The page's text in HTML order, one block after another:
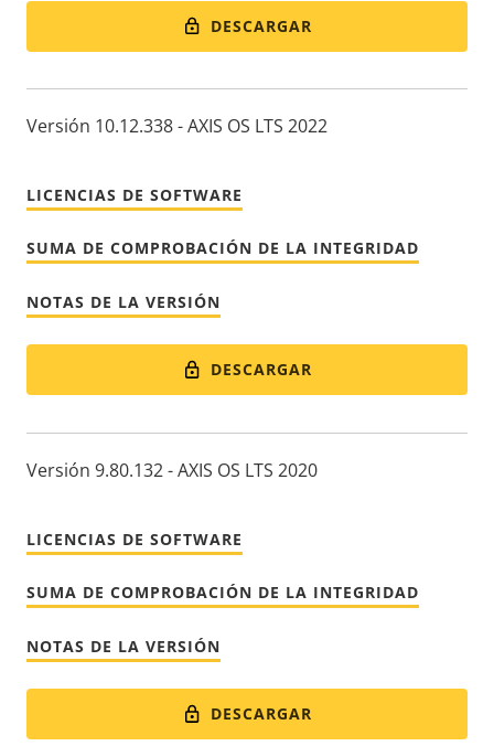
DESCARGAR
Versión 10.12.338 - AXIS OS LTS 2022
LICENCIAS DE SOFTWARE
SUMA DE COMPROBACIÓN DE LA INTEGRIDAD
NOTAS DE LA VERSIÓN
DESCARGAR
Versión 9.80.132 - AXIS OS LTS 2020
LICENCIAS DE SOFTWARE
SUMA DE COMPROBACIÓN DE LA INTEGRIDAD
NOTAS DE LA VERSIÓN
DESCARGAR